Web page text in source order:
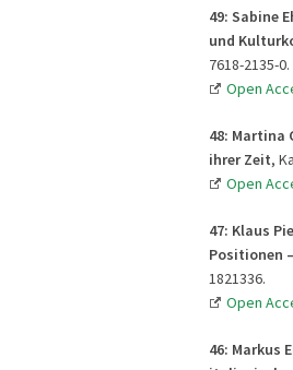
49: Sabine
und
7618-2135-0.
Open
48: Martina
ihrer Zeit,
Open
47: Klaus
Positionen
1821336.
Open
46: Markus